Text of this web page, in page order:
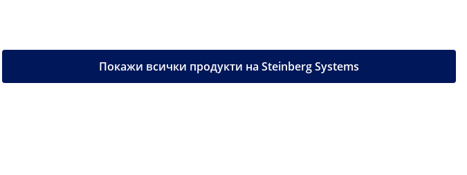
Покажи всички продукти на Steinberg Systems